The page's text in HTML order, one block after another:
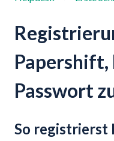
Papershift,
Passwort
So registrierst